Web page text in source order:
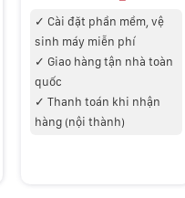
✓ Cài đặt phần mềm, vệ
sinh máy miễn phí
✓ Giao hàng tận nhà toàn
quốc
✓ Thanh toán khi nhận
hàng (nội thành)